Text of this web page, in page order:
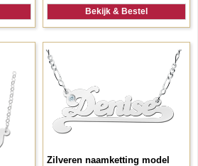
Bekijk & Bestel
Zilveren naamketting model